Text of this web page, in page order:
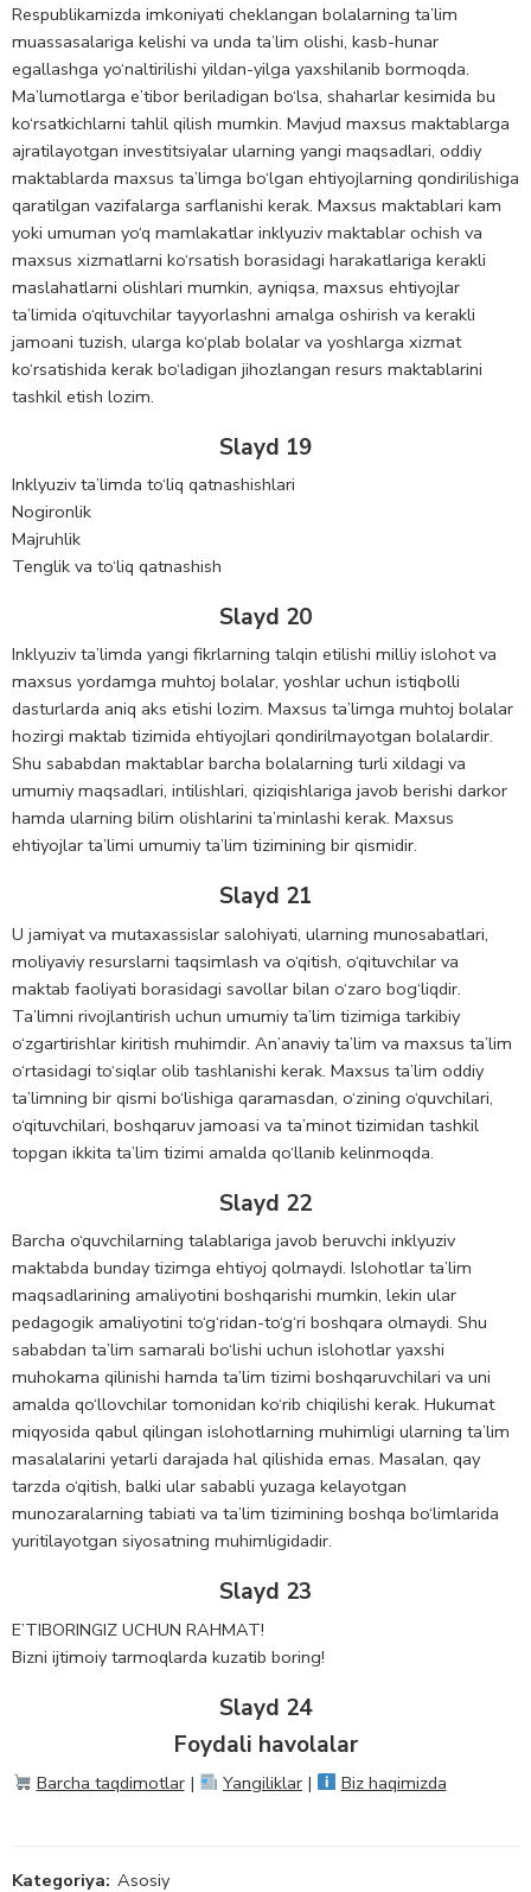
Respublikamizda imkoniyati cheklangan bolalarning ta’lim
muassasalariga kelishi va unda ta’lim olishi, kasb-hunar
egallashga yo‘naltirilishi yildan-yilga yaxshilanib bormoqda.
Ma’lumotlarga e’tibor beriladigan bo‘lsa, shaharlar kesimida bu
ko‘rsatkichlarni tahlil qilish mumkin. Mavjud maxsus maktablarga
ajratilayotgan investitsiyalar ularning yangi maqsadlari, oddiy
maktablarda maxsus ta’limga bo‘lgan ehtiyojlarning qondirilishiga
qaratilgan vazifalarga sarflanishi kerak. Maxsus maktablari kam
yoki umuman yo‘q mamlakatlar inklyuziv maktablar ochish va
maxsus xizmatlarni ko‘rsatish borasidagi harakatlariga kerakli
maslahatlarni olishlari mumkin, ayniqsa, maxsus ehtiyojlar
ta’limida o‘qituvchilar tayyorlashni amalga oshirish va kerakli
jamoani tuzish, ularga ko‘plab bolalar va yoshlarga xizmat
ko‘rsatishida kerak bo‘ladigan jihozlangan resurs maktablarini
tashkil etish lozim.
Slayd 19
Inklyuziv ta’limda to‘liq qatnashishlari
Nogironlik
Majruhlik
Tenglik va to‘liq qatnashish
Slayd 20
Inklyuziv ta’limda yangi fikrlarning talqin etilishi milliy islohot va
maxsus yordamga muhtoj bolalar, yoshlar uchun istiqbolli
dasturlarda aniq aks etishi lozim. Maxsus ta’limga muhtoj bolalar
hozirgi maktab tizimida ehtiyojlari qondirilmayotgan bolalardir.
Shu sababdan maktablar barcha bolalarning turli xildagi va
umumiy maqsadlari, intilishlari, qiziqishlariga javob berishi darkor
hamda ularning bilim olishlarini ta’minlashi kerak. Maxsus
ehtiyojlar ta’limi umumiy ta’lim tizimining bir qismidir.
Slayd 21
U jamiyat va mutaxassislar salohiyati, ularning munosabatlari,
moliyaviy resurslarni taqsimlash va o‘qitish, o‘qituvchilar va
maktab faoliyati borasidagi savollar bilan o‘zaro bog‘liqdir.
Ta’limni rivojlantirish uchun umumiy ta’lim tizimiga tarkibiy
o‘zgartirishlar kiritish muhimdir. An’anaviy ta’lim va maxsus ta’lim
o‘rtasidagi to‘siqlar olib tashlanishi kerak. Maxsus ta’lim oddiy
ta’limning bir qismi bo‘lishiga qaramasdan, o‘zining o‘quvchilari,
o‘qituvchilari, boshqaruv jamoasi va ta’minot tizimidan tashkil
topgan ikkita ta’lim tizimi amalda qo‘llanib kelinmoqda.
Slayd 22
Barcha o‘quvchilarning talablariga javob beruvchi inklyuziv
maktabda bunday tizimga ehtiyoj qolmaydi. Islohotlar ta’lim
maqsadlarining amaliyotini boshqarishi mumkin, lekin ular
pedagogik amaliyotini to‘g‘ridan-to‘g‘ri boshqara olmaydi. Shu
sababdan ta’lim samarali bo‘lishi uchun islohotlar yaxshi
muhokama qilinishi hamda ta’lim tizimi boshqaruvchilari va uni
amalda qo‘llovchilar tomonidan ko‘rib chiqilishi kerak. Hukumat
miqyosida qabul qilingan islohotlarning muhimligi ularning ta’lim
masalalarini yetarli darajada hal qilishida emas. Masalan, qay
tarzda o‘qitish, balki ular sababli yuzaga kelayotgan
munozaralarning tabiati va ta’lim tizimining boshqa bo‘limlarida
yuritilayotgan siyosatning muhimligidadir.
Slayd 23
E’TIBORINGIZ UCHUN RAHMAT!
Bizni ijtimoiy tarmoqlarda kuzatib boring!
Slayd 24
Foydali havolalar
Barcha taqdimotlar| Yangiliklar | Biz haqimizda
Kategoriya: Asosiy